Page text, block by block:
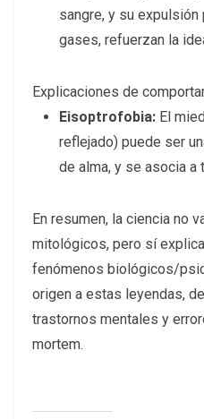
sangre, y su
gases, refuerzan la
Explicaciones de
Eisoptrofobia: El
reflejado) puede ser
de alma, y se asocia a
En resumen, la ciencia no
mitológicos, pero sí
fenómenos biológicos/
origen a estas leyendas,
trastornos mentales y
mortem.